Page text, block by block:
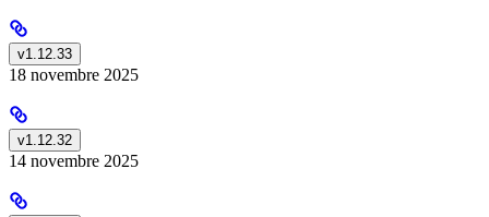
v1.12.33
18 novembre 2025
v1.12.32
14 novembre 2025